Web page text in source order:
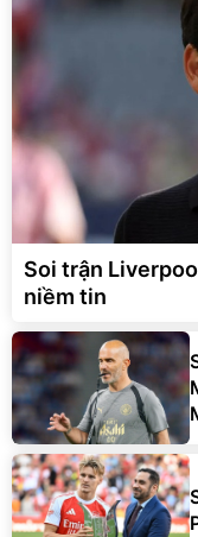
Soi trận
niềm tin